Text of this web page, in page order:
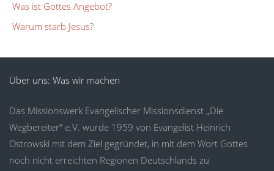
Was ist Gottes Angebot?
Warum starb Jesus?
Über uns: Was wir machen
Das Missionswerk Evangelischer Missionsdienst „Die
Wegbereiter“ e.V. wurde 1959 von Evangelist Heinrich
Ostrowski mit dem Ziel gegründet, in mit dem Wort Gottes
noch nicht erreichten Regionen Deutschlands zu